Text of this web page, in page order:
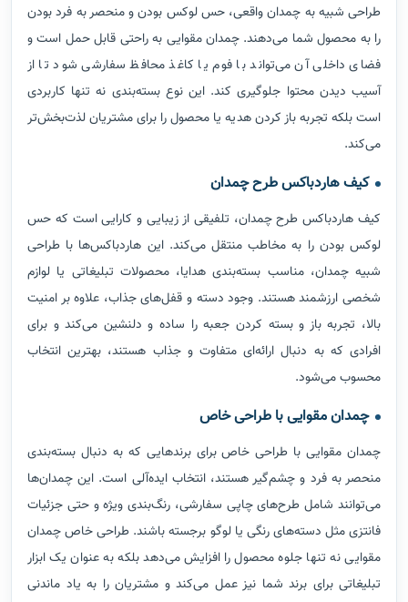
طراحی شبیه به چمدان واقعی، حس لوکس بودن و منحصر به فرد بودن
را به محصول شما می‌دهند. چمدان مقوایی به راحتی قابل حمل است و
فضای داخلی آن می‌تواند با فوم یا کاغذ محافظ سفارشی شود تا از
آسیب دیدن محتوا جلوگیری کند. این نوع بسته‌بندی نه تنها کاربردی
است بلکه تجربه باز کردن هدیه یا محصول را برای مشتریان لذت‌بخش‌تر
می‌کند.
کیف هاردباکس طرح چمدان
کیف هاردباکس طرح چمدان، تلفیقی از زیبایی و کارایی است که حس
لوکس بودن را به مخاطب منتقل می‌کند. این هاردباکس‌ها با طراحی
شبیه چمدان، مناسب بسته‌بندی هدایا، محصولات تبلیغاتی یا لوازم
شخصی ارزشمند هستند. وجود دسته و قفل‌های جذاب، علاوه بر امنیت
بالا، تجربه باز و بسته کردن جعبه را ساده و دلنشین می‌کند و برای
افرادی که به دنبال ارائه‌ای متفاوت و جذاب هستند، بهترین انتخاب
محسوب می‌شود.
چمدان مقوایی با طراحی خاص
چمدان مقوایی با طراحی خاص برای برندهایی که به دنبال بسته‌بندی
منحصر به فرد و چشم‌گیر هستند، انتخاب ایده‌آلی است. این چمدان‌ها
می‌توانند شامل طرح‌های چاپی سفارشی، رنگ‌بندی ویژه و حتی جزئیات
فانتزی مثل دسته‌های رنگی یا لوگو برجسته باشند. طراحی خاص چمدان
مقوایی نه تنها جلوه محصول را افزایش می‌دهد بلکه به عنوان یک ابزار
تبلیغاتی برای برند شما نیز عمل می‌کند و مشتریان را به یاد ماندنی